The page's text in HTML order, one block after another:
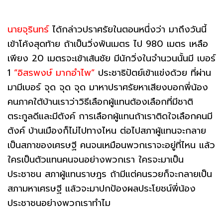
นายจุรินทร์ ได้กล่าวปราศรัยในตอนหนึ่งว่า มาถึงวันนี้
เข้าโค้งสุดท้าย ถ้าเป็นวิ่งพันเมตร ไป 980 เมตร เหลือ
เพียง 20 เมตรจะเข้าเส้นชัย มีนักวิ่งในจำนวนนั้นมี เบอร์
1 “อิสรพงษ์ มากอำไพ” ประชาธิปัตย์เข้าแข่งด้วย ที่ผ่าน
มามีเบอร์ จุด จุด จุด มาหาปราศรัยหาเสียงบอกพี่น้อง
คนภาคใต้บ้านเราว่าวิธีเลือกผู้แทนต้องเลือกที่มีชาติ
ตระกูลดีและมีตังค์ การเลือกผู้แทนถ้าเราติดใจเลือกคนมี
ตังค์ บ้านเมืองก็ไม่ไปทางไหน ต่อไปสภาผู้แทนจะกลาย
เป็นสภาของเศรษฐี คนจนเหมือนพวกเราจะอยู่ที่ไหน แล้ว
ใครเป็นตัวแทนคนจนอย่างพวกเรา ใครจะมาเป็น
ประชาชน สภาผู้แทนราษฎร ถ้ามีแต่คนรวยก็จะกลายเป็น
สภามหาเศรษฐี แล้วจะมาปกป้องผลประโยชน์พี่น้อง
ประชาชนอย่างพวกเราทำไม